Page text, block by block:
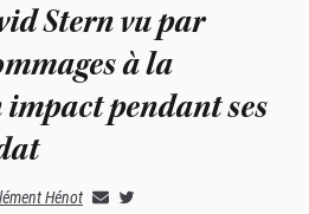
Stern vu par
à la
pendant ses
Hénot